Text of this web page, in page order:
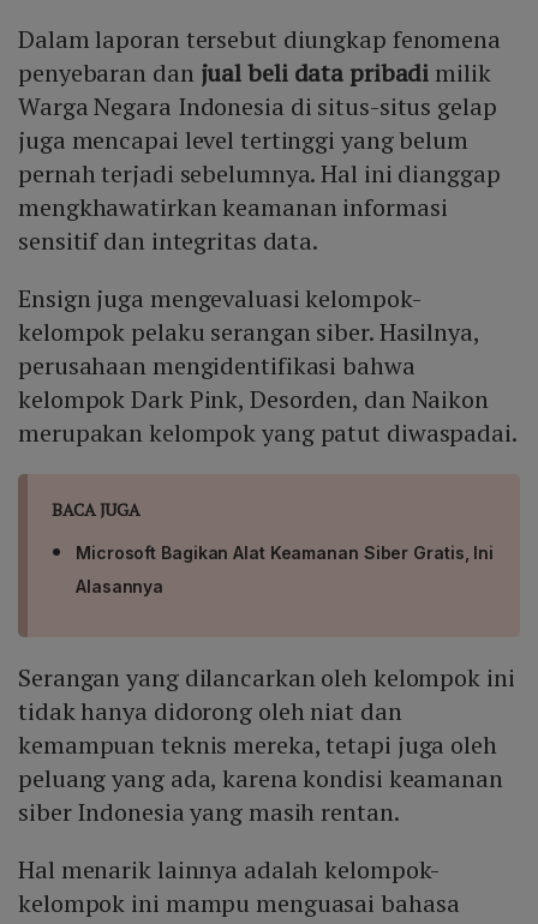
Dalam laporan tersebut diungkap fenomena
penyebaran dan jual beli data pribadi milik
Warga Negara Indonesia di situs-situs gelap
juga mencapai level tertinggi yang belum
pernah terjadi sebelumnya. Hal ini dianggap
mengkhawatirkan keamanan informasi
sensitif dan integritas data.
Ensign juga mengevaluasi kelompok-
kelompok pelaku serangan siber. Hasilnya,
perusahaan mengidentifikasi bahwa
kelompok Dark Pink, Desorden, dan Naikon
merupakan kelompok yang patut diwaspadai.
BACA JUGA
Microsoft Bagikan Alat Keamanan Siber Gratis, Ini
Alasannya
Serangan yang dilancarkan oleh kelompok ini
tidak hanya didorong oleh niat dan
kemampuan teknis mereka, tetapi juga oleh
peluang yang ada, karena kondisi keamanan
siber Indonesia yang masih rentan.
Hal menarik lainnya adalah kelompok-
kelompok ini mampu menguasai bahasa